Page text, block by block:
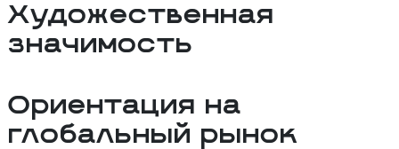
Художественная
значимость
Ориентация на
глобальный рынок